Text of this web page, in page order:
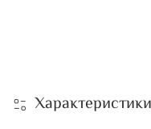
Характеристики